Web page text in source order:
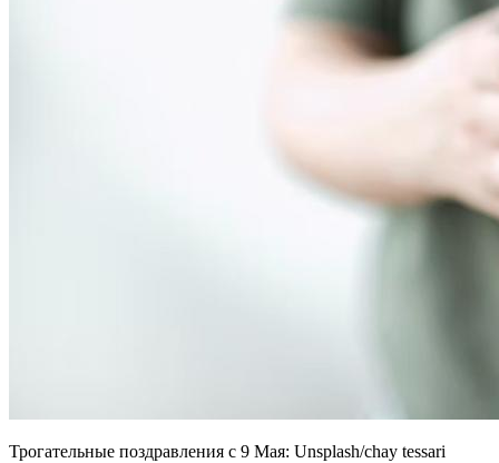
Трогательные поздравления с 9 Мая: Unsplash/chay tessari